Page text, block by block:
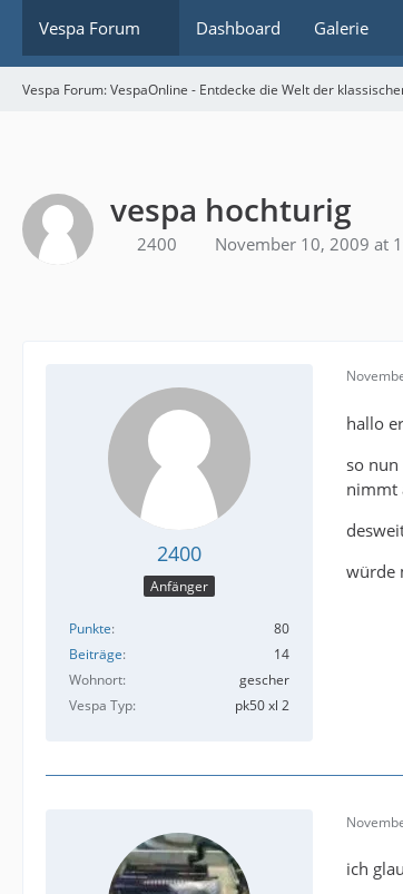
Vespa Forum Dashboard Galerie
Vespa Forum: VespaOnline - Entdecke die Welt der
vespa hochturig
2400 November 10, 2009 at
2400
Anfänger
Punkte
80
Beiträge
14
Wohnort
gescher
Vespa Typ
pk50 xl 2
hallo
so
nimmt
würde
ich